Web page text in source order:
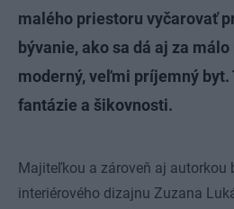
malého priestoru vyčarovať
bývanie, ako sa dá aj za
moderný, veľmi príjemný byt.
fantázie a šikovnosti.
Majiteľkou a zároveň aj autorkou
interiérového dizajnu Zuzana